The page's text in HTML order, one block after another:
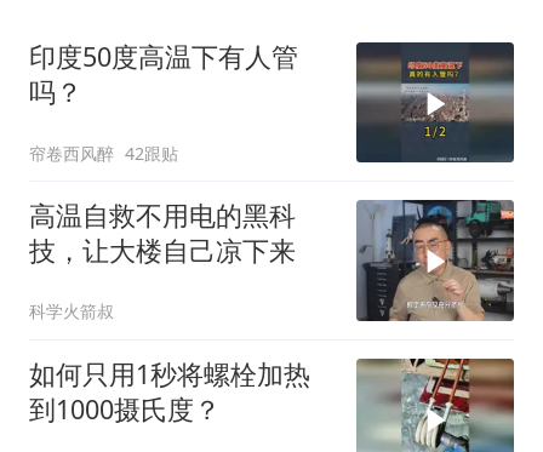
印度50度高温下有人管
吗？
帘卷西风醉 42跟贴
高温自救不用电的黑科
技，让大楼自己凉下来
科学火箭叔
如何只用1秒将螺栓加热
到1000摄氏度？